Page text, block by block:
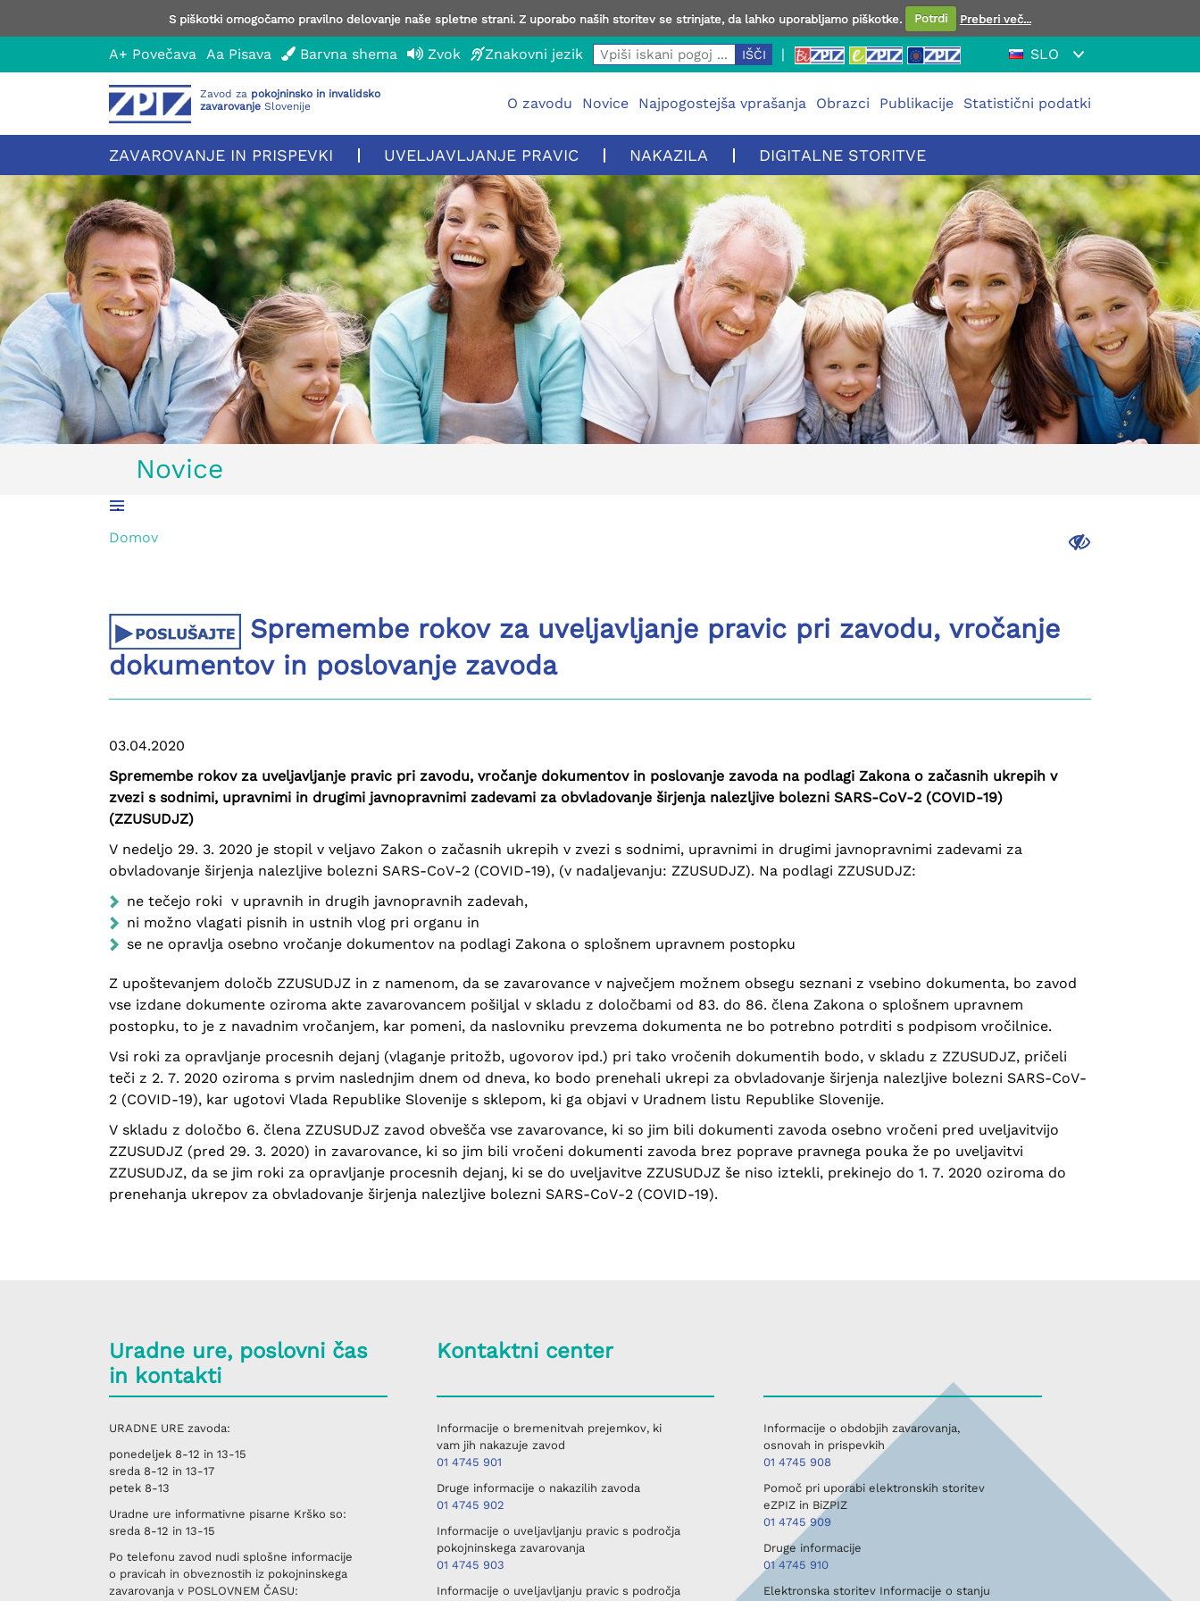
S piškotki omogočamo pravilno delovanje naše spletne strani. Z uporabo naših storitev se strinjate, da lahko uporabljamo piškotke. Potrdi Preberi več...
A+ Povečava Aa Pisava Barvna shema Zvok Znakovni jezik | SLO
Zavod za pokojninsko in invalidsko
zavarovanje Slovenije O zavodu Novice Najpogostejša vprašanja Obrazci Publikacije Statistični podatki
ZAVAROVANJE IN PRISPEVKI UVELJAVLJANJE PRAVIC NAKAZILA DIGITALNE STORITVE
Novice
.
.
Domov
Spremembe rokov za uveljavljanje pravic pri zavodu, vročanje
dokumentov in poslovanje zavoda
03.04.2020
Spremembe rokov za uveljavljanje pravic pri zavodu, vročanje dokumentov in poslovanje zavoda na podlagi Zakona o začasnih ukrepih v
zvezi s sodnimi, upravnimi in drugimi javnopravnimi zadevami za obvladovanje širjenja nalezljive bolezni SARS-CoV-2 (COVID-19)
(ZZUSUDJZ)
V nedeljo 29. 3. 2020 je stopil v veljavo Zakon o začasnih ukrepih v zvezi s sodnimi, upravnimi in drugimi javnopravnimi zadevami za
obvladovanje širjenja nalezljive bolezni SARS-CoV-2 (COVID-19), (v nadaljevanju: ZZUSUDJZ). Na podlagi ZZUSUDJZ:
ne tečejo roki v upravnih in drugih javnopravnih zadevah,
ni možno vlagati pisnih in ustnih vlog pri organu in
se ne opravlja osebno vročanje dokumentov na podlagi Zakona o splošnem upravnem postopku
Z upoštevanjem določb ZZUSUDJZ in z namenom, da se zavarovance v največjem možnem obsegu seznani z vsebino dokumenta, bo zavod
vse izdane dokumente oziroma akte zavarovancem pošiljal v skladu z določbami od 83. do 86. člena Zakona o splošnem upravnem
postopku, to je z navadnim vročanjem, kar pomeni, da naslovniku prevzema dokumenta ne bo potrebno potrditi s podpisom vročilnice.
Vsi roki za opravljanje procesnih dejanj (vlaganje pritožb, ugovorov ipd.) pri tako vročenih dokumentih bodo, v skladu z ZZUSUDJZ, pričeli
teči z 2. 7. 2020 oziroma s prvim naslednjim dnem od dneva, ko bodo prenehali ukrepi za obvladovanje širjenja nalezljive bolezni SARS-CoV-
2 (COVID-19), kar ugotovi Vlada Republike Slovenije s sklepom, ki ga objavi v Uradnem listu Republike Slovenije.
V skladu z določbo 6. člena ZZUSUDJZ zavod obvešča vse zavarovance, ki so jim bili dokumenti zavoda osebno vročeni pred uveljavitvijo
ZZUSUDJZ (pred 29. 3. 2020) in zavarovance, ki so jim bili vročeni dokumenti zavoda brez poprave pravnega pouka že po uveljavitvi
ZZUSUDJZ, da se jim roki za opravljanje procesnih dejanj, ki se do uveljavitve ZZUSUDJZ še niso iztekli, prekinejo do 1. 7. 2020 oziroma do
prenehanja ukrepov za obvladovanje širjenja nalezljive bolezni SARS-CoV-2 (COVID-19).
Uradne ure, poslovni čas
in kontakti
URADNE URE zavoda:
ponedeljek 8-12 in 13-15
sreda 8-12 in 13-17
petek 8-13
Uradne ure informativne pisarne Krško so:
sreda 8-12 in 13-15
Po telefonu zavod nudi splošne informacije
o pravicah in obveznostih iz pokojninskega
zavarovanja v POSLOVNEM ČASU:
Kontaktni center
Informacije o bremenitvah prejemkov, ki
vam jih nakazuje zavod
01 4745 901
Druge informacije o nakazilih zavoda
01 4745 902
Informacije o uveljavljanju pravic s področja
pokojninskega zavarovanja
01 4745 903
Informacije o uveljavljanju pravic s področja
Informacije o obdobjih zavarovanja,
osnovah in prispevkih
01 4745 908
Pomoč pri uporabi elektronskih storitev
eZPIZ in BiZPIZ
01 4745 909
Druge informacije
01 4745 910
Elektronska storitev Informacije o stanju